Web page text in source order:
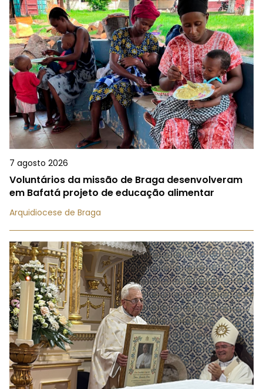
7 agosto 2026
Voluntários da missão de Braga desenvolveram
em Bafatá projeto de educação alimentar
Arquidiocese de Braga